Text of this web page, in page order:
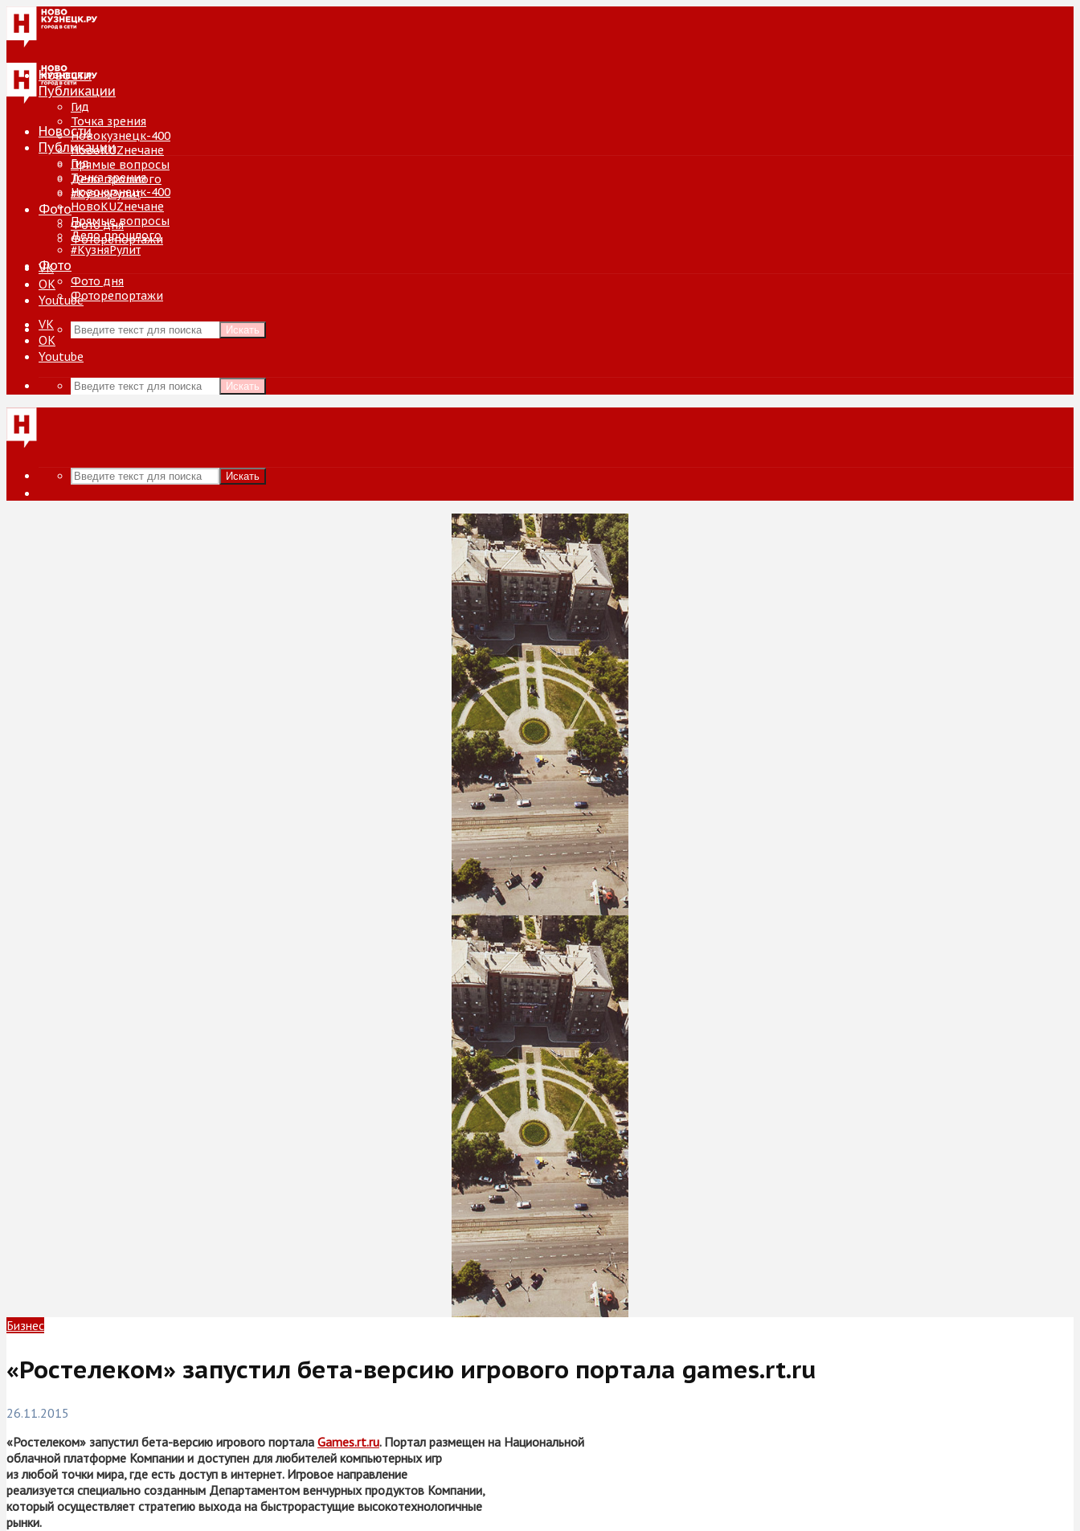
Новости
Публикации
Гид
Точка зрения
Новокузнецк-400
НовоKUZнечане
Прямые вопросы
Дело прошлого
#КузняРулит
Фото
Фото дня
Фоторепортажи
VK
ОК
Youtube
Искать
Новости
Публикации
Гид
Точка зрения
Новокузнецк-400
НовоKUZнечане
Прямые вопросы
Дело прошлого
#КузняРулит
Фото
Фото дня
Фоторепортажи
VK
ОК
Youtube
Искать
Искать
Бизнес
«Ростелеком» запустил бета-версию игрового портала games.rt.ru
26.11.2015
«Ростелеком» запустил бета-версию игрового портала Games.rt.ru. Портал размещен на Национальной
облачной платформе Компании и доступен для любителей компьютерных игр
из любой точки мира, где есть доступ в интернет. Игровое направление
реализуется специально созданным Департаментом венчурных продуктов Компании,
который осуществляет стратегию выхода на быстрорастущие высокотехнологичные
рынки.